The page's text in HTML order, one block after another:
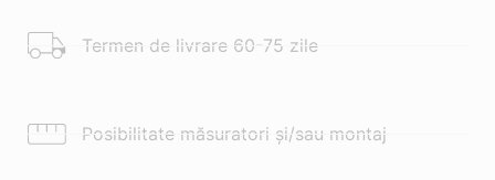
Termen de livrare 60-75 zile
Posibilitate măsuratori și/sau montaj